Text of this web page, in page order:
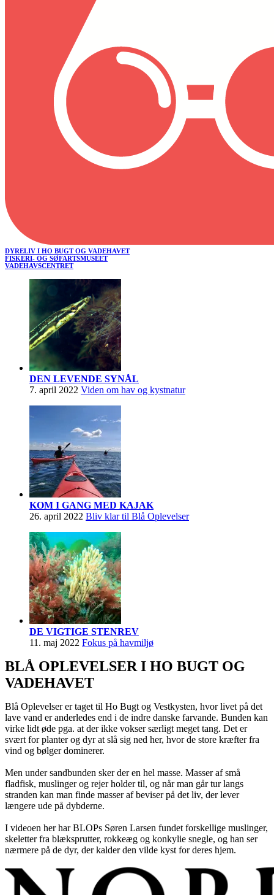
DYRELIV I HO BUGT OG VADEHAVET
FISKERI- OG SØFARTSMUSEET
VADEHAVSCENTRET
DEN LEVENDE SYNÅL
7. april 2022 Viden om hav og kystnatur
KOM I GANG MED KAJAK
26. april 2022 Bliv klar til Blå Oplevelser
DE VIGTIGE STENREV
11. maj 2022 Fokus på havmiljø
BLÅ OPLEVELSER I HO BUGT OG
VADEHAVET
Blå Oplevelser er taget til Ho Bugt og Vestkysten, hvor livet på det
lave vand er anderledes end i de indre danske farvande. Bunden kan
virke lidt øde pga. at der ikke vokser særligt meget tang. Det er
svært for planter og dyr at slå sig ned her, hvor de store kræfter fra
vind og bølger dominerer.
Men under sandbunden sker der en hel masse. Masser af små
fladfisk, muslinger og rejer holder til, og når man går tur langs
stranden kan man finde masser af beviser på det liv, der lever
længere ude på dybderne.
I videoen her har BLOPs Søren Larsen fundet forskellige muslinger,
skeletter fra blæksprutter, rokkeæg og konkylie snegle, og han ser
nærmere på de dyr, der kalder den vilde kyst for deres hjem.